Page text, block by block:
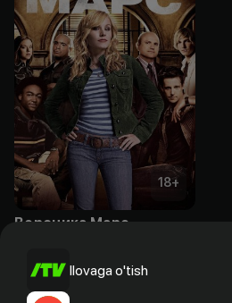
18+
Вероника Марс
Ilovaga o'tish